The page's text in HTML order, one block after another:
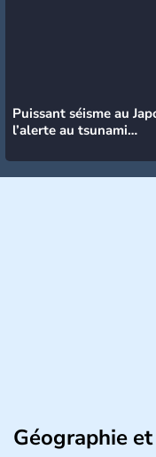
Puissant séisme au
l’alerte au tsunami
Géographie